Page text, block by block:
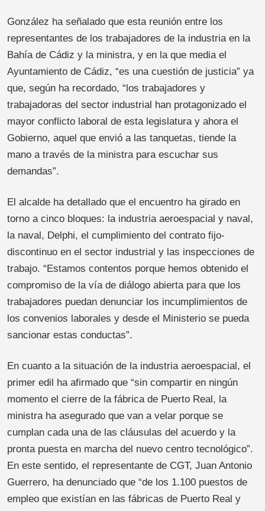
González ha señalado que esta reunión entre los
representantes de los trabajadores de la industria en la
Bahía de Cádiz y la ministra, y en la que media el
Ayuntamiento de Cádiz, “es una cuestión de justicia” ya
que, según ha recordado, “los trabajadores y
trabajadoras del sector industrial han protagonizado el
mayor conflicto laboral de esta legislatura y ahora el
Gobierno, aquel que envió a las tanquetas, tiende la
mano a través de la ministra para escuchar sus
demandas”.
El alcalde ha detallado que el encuentro ha girado en
torno a cinco bloques: la industria aeroespacial y naval,
la naval, Delphi, el cumplimiento del contrato fijo-
discontinuo en el sector industrial y las inspecciones de
trabajo. “Estamos contentos porque hemos obtenido el
compromiso de la vía de diálogo abierta para que los
trabajadores puedan denunciar los incumplimientos de
los convenios laborales y desde el Ministerio se pueda
sancionar estas conductas”.
En cuanto a la situación de la industria aeroespacial, el
primer edil ha afirmado que “sin compartir en ningún
momento el cierre de la fábrica de Puerto Real, la
ministra ha asegurado que van a velar porque se
cumplan cada una de las cláusulas del acuerdo y la
pronta puesta en marcha del nuevo centro tecnológico”.
En este sentido, el representante de CGT, Juan Antonio
Guerrero, ha denunciado que “de los 1.100 puestos de
empleo que existían en las fábricas de Puerto Real y